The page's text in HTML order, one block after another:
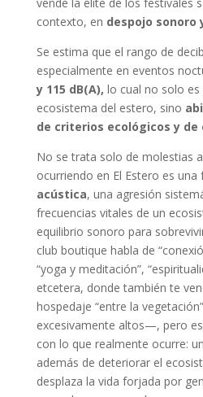
contexto, en despojo
Se estima que el rango de
especialmente en eventos
y 115 dB(A), lo cual no solo
ecosistema del estero, sino
de criterios ecológicos y de
No se trata solo de molestias
ocurriendo en El Estero es una
acústica, una agresión
frecuencias vitales de un
equilibrio sonoro para
club boutique habla de
“yoga y meditación”,
etcetera, donde también te
hospedaje “entre la
excesivamente altos—, pero
con lo que realmente ocurre:
además de deteriorar el
desplaza la vida forjada por